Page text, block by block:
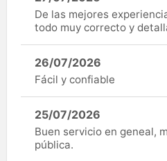
De las mejores
todo muy correcto y
26/07/2026
Fácil y confiable
25/07/2026
Buen servicio en geneal,
pública.